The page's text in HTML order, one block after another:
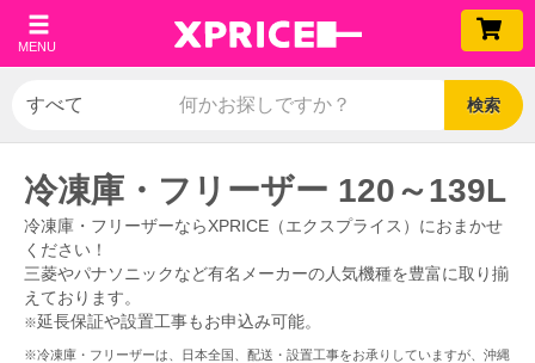
MENU
検索
冷凍庫・フリーザー 120～139L
冷凍庫・フリーザーならXPRICE（エクスプライス）におまかせ
ください！
三菱やパナソニックなど有名メーカーの人気機種を豊富に取り揃
えております。
※延長保証や設置工事もお申込み可能。
※冷凍庫・フリーザーは、日本全国、配送・設置工事をお承りしていますが、沖縄